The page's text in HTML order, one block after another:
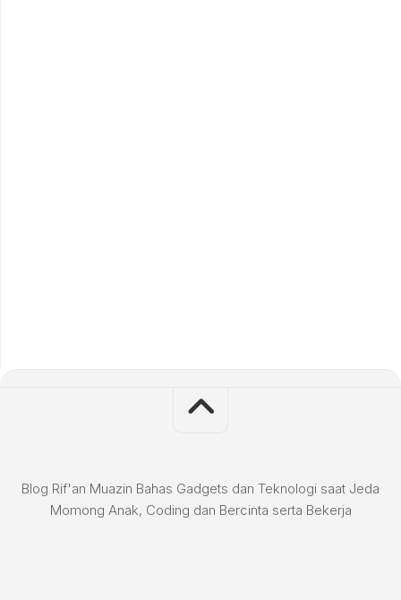
Blog Rif'an Muazin Bahas Gadgets dan Teknologi saat Jeda
Momong Anak, Coding dan Bercinta serta Bekerja